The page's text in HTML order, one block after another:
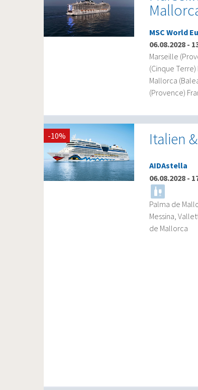
MSC World
06.08.2028 -
Marseille
(Cinque
Mallorca
(Provence)
Italien
AIDAstella
06.08.2028 -
Palma de
Messina,
de Mallorca
-10%